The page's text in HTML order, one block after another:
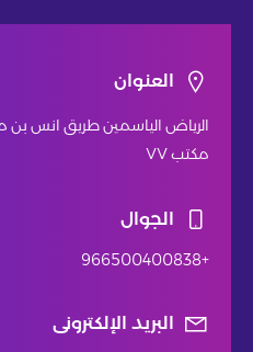
العنوان
مكتب ٧٧
الجوال
+966500400838
البريد الإلكترونى